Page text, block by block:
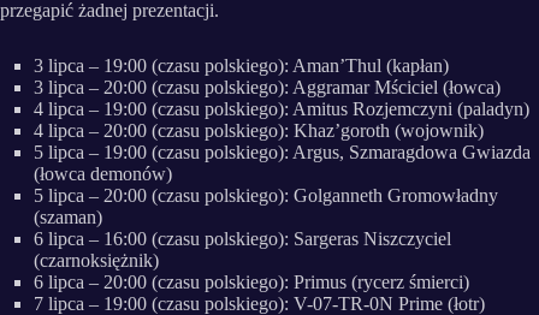
przegapić żadnej prezentacji.
3 lipca – 19:00 (czasu polskiego): Aman’Thul (kapłan)
3 lipca – 20:00 (czasu polskiego): Aggramar Mściciel (łowca)
4 lipca – 19:00 (czasu polskiego): Amitus Rozjemczyni (paladyn)
4 lipca – 20:00 (czasu polskiego): Khaz’goroth (wojownik)
5 lipca – 19:00 (czasu polskiego): Argus, Szmaragdowa Gwiazda
(łowca demonów)
5 lipca – 20:00 (czasu polskiego): Golganneth Gromowładny
(szaman)
6 lipca – 16:00 (czasu polskiego): Sargeras Niszczyciel
(czarnoksiężnik)
6 lipca – 20:00 (czasu polskiego): Primus (rycerz śmierci)
7 lipca – 19:00 (czasu polskiego): V-07-TR-0N Prime (łotr)